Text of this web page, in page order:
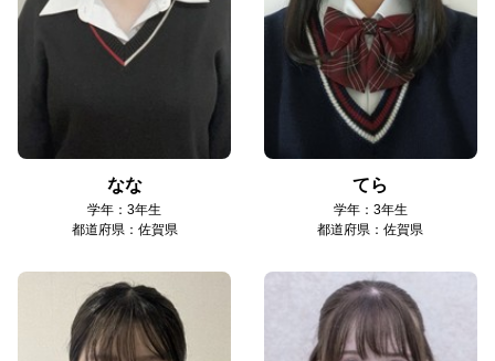
なな
学年：3年生
都道府県：佐賀県
てら
学年：3年生
都道府県：佐賀県